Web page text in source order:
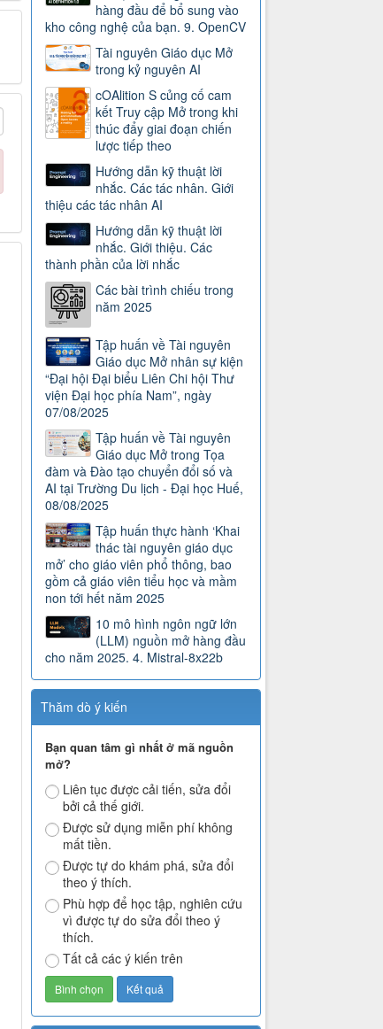
hàng đầu để bổ sung vào
kho công nghệ của bạn. 9. OpenCV
Tài nguyên Giáo dục Mở
trong kỷ nguyên AI
cOAlition S củng cố cam
kết Truy cập Mở trong khi
thúc đẩy giai đoạn chiến
lược tiếp theo
Hướng dẫn kỹ thuật lời
nhắc. Các tác nhân. Giới
thiệu các tác nhân AI
Hướng dẫn kỹ thuật lời
nhắc. Giới thiệu. Các
thành phần của lời nhắc
Các bài trình chiếu trong
năm 2025
Tập huấn về Tài nguyên
Giáo dục Mở nhân sự kiện
“Đại hội Đại biểu Liên Chi hội Thư
viện Đại học phía Nam”, ngày
07/08/2025
Tập huấn về Tài nguyên
Giáo dục Mở trong Tọa
đàm và Đào tạo chuyển đổi số và
AI tại Trường Du lịch - Đại học Huế,
08/08/2025
Tập huấn thực hành ‘Khai
thác tài nguyên giáo dục
mở’ cho giáo viên phổ thông, bao
gồm cả giáo viên tiểu học và mầm
non tới hết năm 2025
10 mô hình ngôn ngữ lớn
(LLM) nguồn mở hàng đầu
cho năm 2025. 4. Mistral-8x22b
Thăm dò ý kiến
Bạn quan tâm gì nhất ở mã nguồn
mở?
Liên tục được cải tiến, sửa đổi
bởi cả thế giới.
Được sử dụng miễn phí không
mất tiền.
Được tự do khám phá, sửa đổi
theo ý thích.
Phù hợp để học tập, nghiên cứu
vì được tự do sửa đổi theo ý
thích.
Tất cả các ý kiến trên